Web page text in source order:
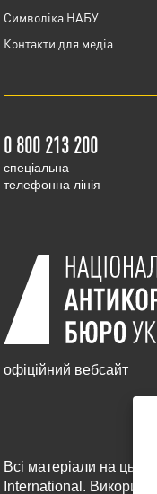
Cимволіка НАБУ
Контакти для медіа
0 800 213 200
cпеціальна
телефонна лінія
офіційний вебсайт
Всі матеріали на
International .